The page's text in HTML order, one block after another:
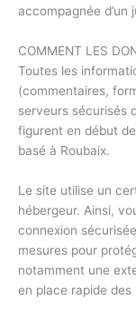
accompagnée d’un
COMMENT LES
Toutes les
(commentaires,
serveurs sécurisés
figurent en début de
basé à Roubaix.
Le site utilise un
hébergeur. Ainsi,
connexion
mesures pour
notamment une
en place rapide des